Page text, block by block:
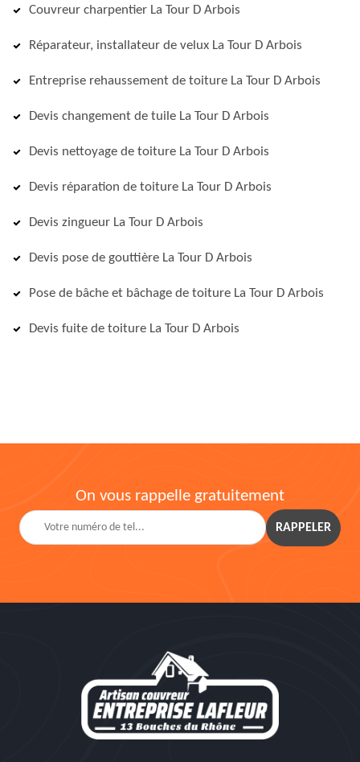
Couvreur charpentier La Tour D Arbois
Réparateur, installateur de velux La Tour D Arbois
Entreprise rehaussement de toiture La Tour D Arbois
Devis changement de tuile La Tour D Arbois
Devis nettoyage de toiture La Tour D Arbois
Devis réparation de toiture La Tour D Arbois
Devis zingueur La Tour D Arbois
Devis pose de gouttière La Tour D Arbois
Pose de bâche et bâchage de toiture La Tour D Arbois
Devis fuite de toiture La Tour D Arbois
On vous rappelle gratuitement